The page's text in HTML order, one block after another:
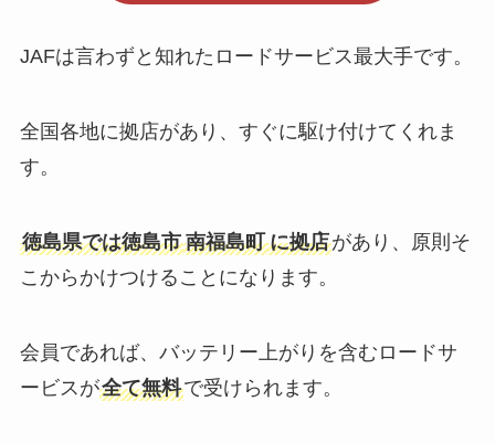
JAFは言わずと知れたロードサービス最大手です。
全国各地に拠店があり、すぐに駆け付けてくれま
す。
徳島県では徳島市 南福島町 に拠店があり、原則そ
こからかけつけることになります。
会員であれば、バッテリー上がりを含むロードサ
ービスが全て無料で受けられます。